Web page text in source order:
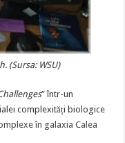
(Sursa: WSU)
” într-un
complexități biologice
în galaxia Calea